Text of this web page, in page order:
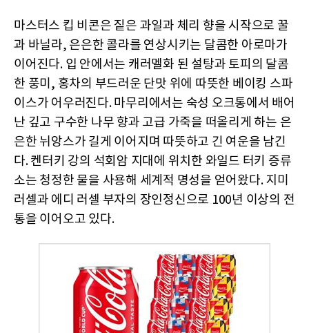
마스터스 킵 비콘은 짙은 과일과 체리 향을 시작으로 꿀
과 바닐라, 은은한 콜라를 연상시키는 달콤한 아로마가
이어진다. 입 안에서는 캐러멜화 된 설탕과 토피의 달콤
한 풍미, 홍차의 부드러운 단맛 위에 따뜻한 베이킹 스파
이스가 어우러진다. 마무리에서는 숙성 오크통에서 배어
난 깊고 구수한 나무 향과 고급 가죽을 떠올리게 하는 은
은한 뉘앙스가 길게 이어지며 따뜻하고 긴 여운을 남긴
다. 켄터키 강의 석회암 지대에 위치한 와일드 터키 증류
소는 청정한 물을 사용해 세계적 명성을 얻어왔다. 지미
러셀과 에디 러셀 부자의 장인정신으로 100년 이상의 전
통을 이어오고 있다.